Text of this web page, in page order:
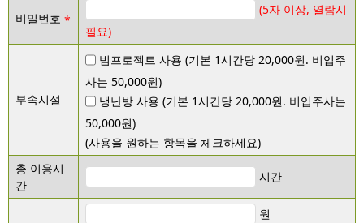
비밀번호
(5자 이상, 열람시
필요)
부속시설
빔프로젝트 사용 (기본 1시간당 20,000원. 비입주
사는 50,000원)
냉난방 사용 (기본 1시간당 20,000원. 비입주사는
50,000원)
(사용을 원하는 항목을 체크하세요)
총 이용시
간
시간
원